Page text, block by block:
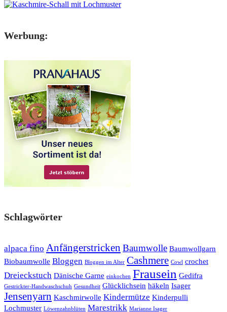
Werbung:
Schlagwörter
alpaca fino Anfängerstricken Baumwolle Baumwollgarn
Biobaumwolle Bloggen Bloggen im Alter Cashmere Cowl crochet
Dreieckstuch Dänische Garne einkochen Frausein Gedifra
Gestrickter-Handwaschschuh Gesundheit Glücklichsein häkeln Isager
Jensenyarn Kaschmirwolle Kindermütze Kinderpulli
Lochmuster Löwenzahnblüten Marestrikk Marianne Isager